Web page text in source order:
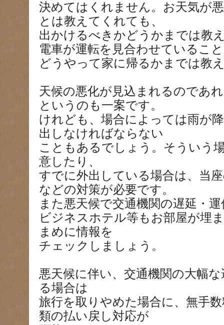
決めてはくれません。お天気が
とは教えてくれても、
出かけるべきかどうかまでは教
電車が運転を見合わせているこ
どうやって家に帰るかまでは教
天候の悪化が見込まれるのであ
というのも一案です。
けれども、場合によっては雨が
出しなければならない
こともあるでしょう。そういう
意したり、
すでに外出している場合は、当
などの対策が必要です。
また悪天候で交通機関の遅延・
ビジネスホテル等もお部屋が埋
まめに情報を
チェックしましょう。
悪天候に伴い、交通機関の大幅
る場合は
旅行を取りやめた場合に、無手
類の払い戻し対応が